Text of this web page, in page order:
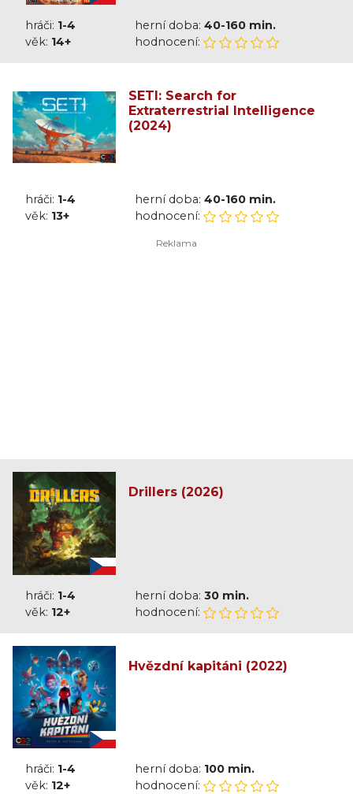
hráči: 1-4 herní doba: 40-160 min.
věk: 14+ hodnocení:
SETI: Search for
Extraterrestrial Intelligence
(2024)
hráči: 1-4 herní doba: 40-160 min.
věk: 13+ hodnocení:
Drillers (2026)
hráči: 1-4 herní doba: 30 min.
věk: 12+ hodnocení:
Hvězdní kapitáni (2022)
hráči: 1-4 herní doba: 100 min.
věk: 12+ hodnocení: